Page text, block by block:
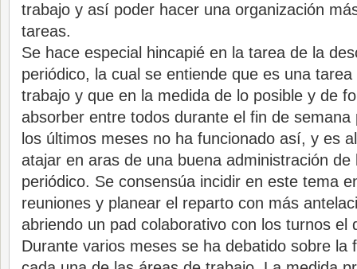
trabajo y así poder hacer una organización
tareas.
Se hace especial hincapié en la tarea de la
periódico, la cual se entiende que es una
trabajo y que en la medida de lo posible y de
absorber entre todos durante el fin de semana
los últimos meses no ha funcionado así, y es
atajar en aras de una buena administración de
periódico. Se consensúa incidir en este tema
reuniones y planear el reparto con más
abriendo un pad colaborativo con los turnos el
Durante varios meses se ha debatido sobre la